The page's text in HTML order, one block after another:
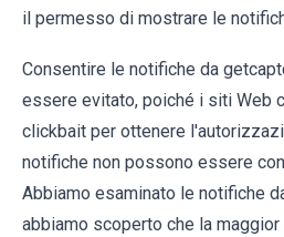
il permesso di mostrare le
Consentire le notifiche da
essere evitato, poiché i siti Web
clickbait per ottenere
notifiche non possono essere
Abbiamo esaminato le notifiche
abbiamo scoperto che la